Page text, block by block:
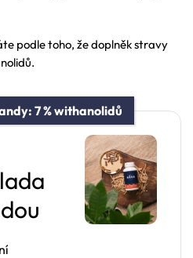
podle toho, že doplněk stravy
7 % withanolidů